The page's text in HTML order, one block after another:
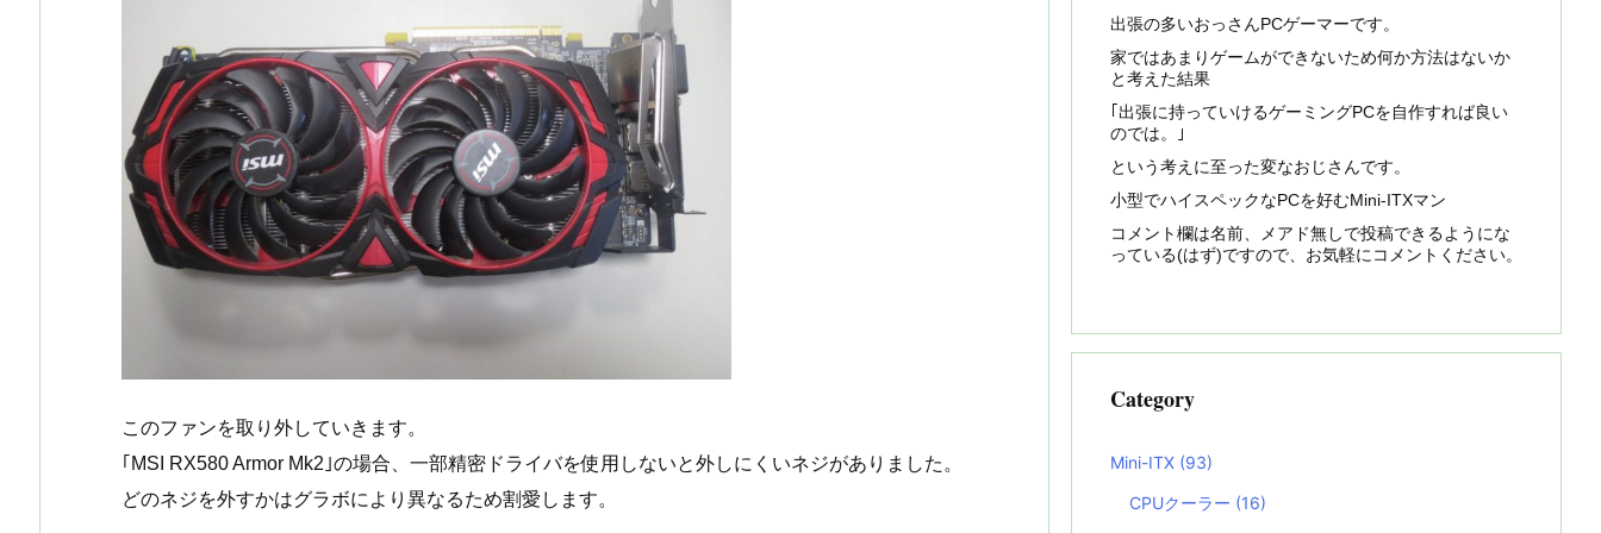
このファンを取り外していきます。
｢MSI RX580 Armor Mk2｣の場合、一部精密ドライバを使用しないと外しにくいネジがありました。
どのネジを外すかはグラボにより異なるため割愛します。
出張の多いおっさんPCゲーマーです。
家ではあまりゲームができないため何か方法はないか
と考えた結果
｢出張に持っていけるゲーミングPCを自作すれば良い
のでは。｣
という考えに至った変なおじさんです。
小型でハイスペックなPCを好むMini-ITXマン
コメント欄は名前、メアド無しで投稿できるようにな
っている(はず)ですので、お気軽にコメントください。
Category
Mini-ITX (93)
CPUクーラー (16)